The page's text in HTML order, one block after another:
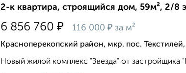
2-к квартира, строящийся дом, 59м², 2/8
6 856 760 ₽ 116 000 ₽ за м²
Красноперекопский район, мкр. пос.
Новый жилой комплекс "Звезда" от застройщика